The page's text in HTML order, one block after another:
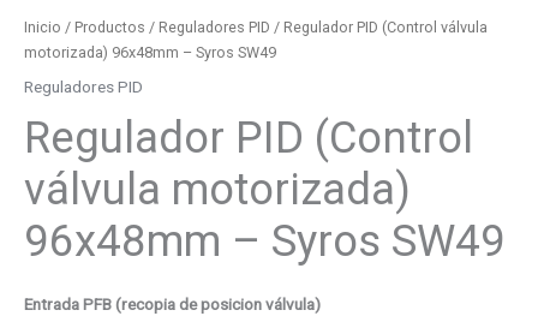
Inicio / Productos / Reguladores PID / Regulador PID (Control válvula
motorizada) 96x48mm – Syros SW49
Reguladores PID
Regulador PID (Control
válvula motorizada)
96x48mm – Syros SW49
Entrada PFB (recopia de posicion válvula)